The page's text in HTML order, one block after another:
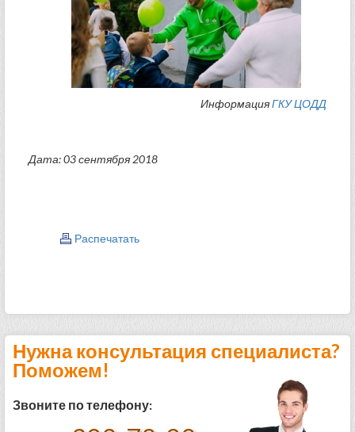
ИнформацияГКУ ЦОДД
Дата: 03 сентября 2018
Распечатать
Нужна консультация специалиста?
Поможем!
Звоните по телефону: